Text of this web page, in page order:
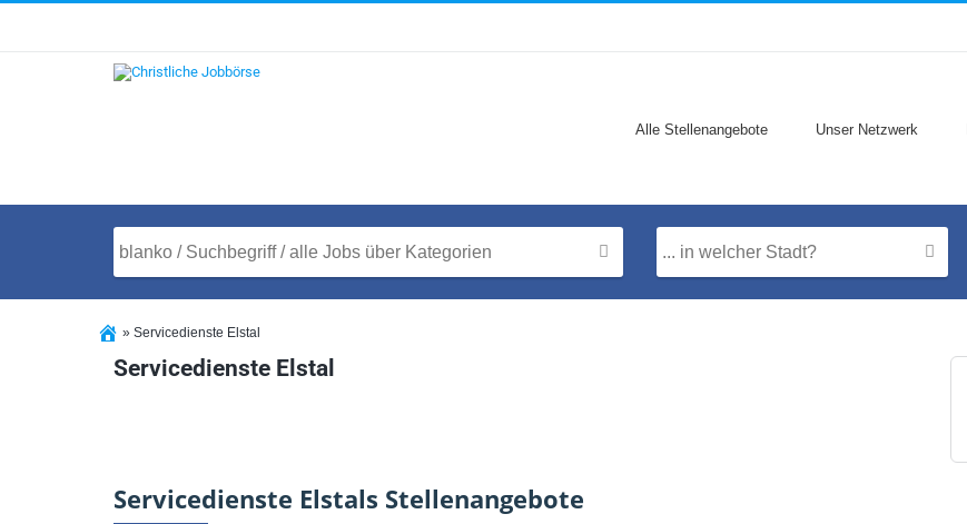
Alle Stellenangebote Unser Netzwerk
» Servicedienste Elstal
Servicedienste Elstal
Servicedienste Elstals Stellenangebote